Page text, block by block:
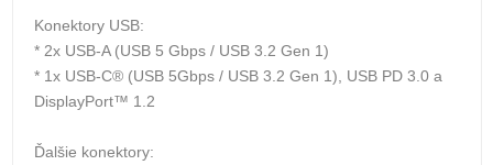
Konektory USB:
* 2x USB-A (USB 5 Gbps / USB 3.2 Gen 1)
* 1x USB-C® (USB 5Gbps / USB 3.2 Gen 1), USB PD 3.0 a
DisplayPort™ 1.2
Ďalšie konektory: